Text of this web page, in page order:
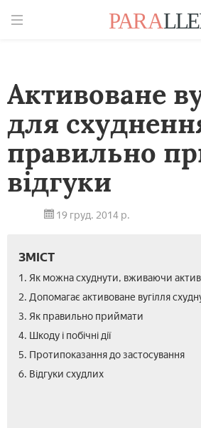
Активоване
для
правильно
відгуки
19 груд. 2014 р.
ЗМІСТ
1. Як можна схуднути, вживаючи
2. Допомагає активоване вугілля
3. Як правильно приймати
4. Шкоду і побічні дії
5. Протипоказання до застосування
6. Відгуки схудлих